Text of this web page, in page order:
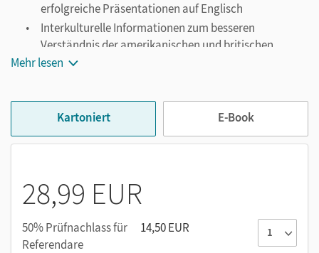
erfolgreiche Präsentationen auf Englisch
Interkulturelle Informationen zum besseren
Verständnis der amerikanischen und britischen
„Präsentationskultur“
kostenlosen Freischaltung des E-Books auf
Mehr lesen
Kartoniert E-Book
28,99 EUR
50% Prüfnachlass für
Referendare
14,50 EUR